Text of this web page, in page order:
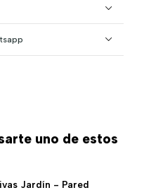
uno de estos
Jardín - Pared